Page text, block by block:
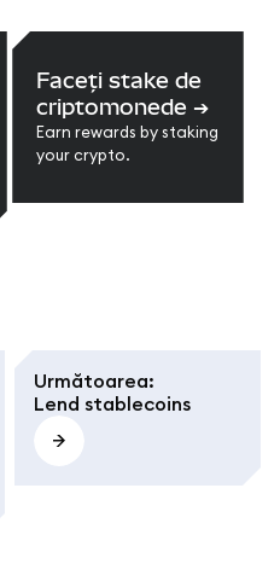
Faceți stake de
criptomonede ➔
Earn rewards by staking
your crypto.
Următoarea:
Lend stablecoins